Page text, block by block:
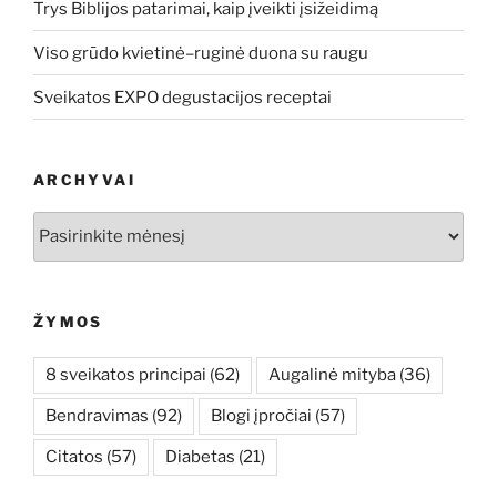
Trys Biblijos patarimai, kaip įveikti įsižeidimą
Viso grūdo kvietinė–ruginė duona su raugu
Sveikatos EXPO degustacijos receptai
ARCHYVAI
ŽYMOS
8 sveikatos principai (62) Augalinė mityba (36)
Bendravimas (92) Blogi įpročiai (57)
Citatos (57) Diabetas (21)